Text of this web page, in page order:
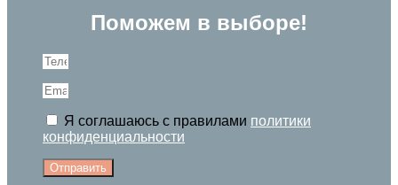
Поможем в выборе!
Я соглашаюсь с правилами политики
конфиденциальности
Отправить